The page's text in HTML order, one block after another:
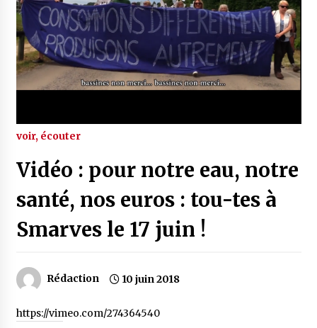
voir, écouter
Vidéo : pour notre eau, notre
santé, nos euros : tou-tes à
Smarves le 17 juin !
Rédaction 10 juin 2018
https://vimeo.com/274364540